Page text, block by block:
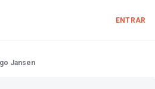
ENTRAR
Jansen